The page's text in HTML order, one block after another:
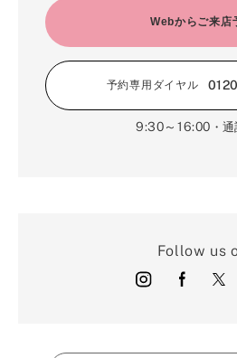
Webからご来店
予約専用ダイヤル
9:30～16:00 ・
Follow us